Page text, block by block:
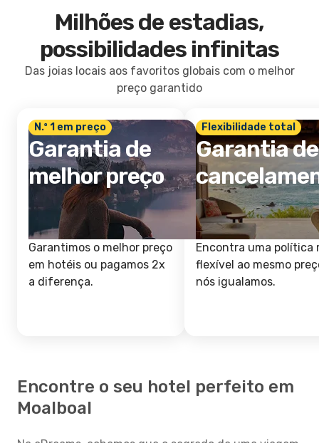
Milhões de estadias,
possibilidades infinitas
Das joias locais aos favoritos globais com o melhor
preço garantido
N.º 1 em preço
Garantia de
melhor preço
Garantimos o melhor preço
em hotéis ou pagamos 2x
a diferença.
Flexibilidade total
Garantia de
Encontra uma política
flexível ao mesmo
nós igualamos.
Encontre o seu hotel perfeito em
Moalboal